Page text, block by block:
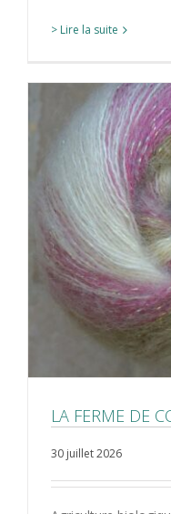
> Lire la suite
LA FERME DE
30 juillet 2026